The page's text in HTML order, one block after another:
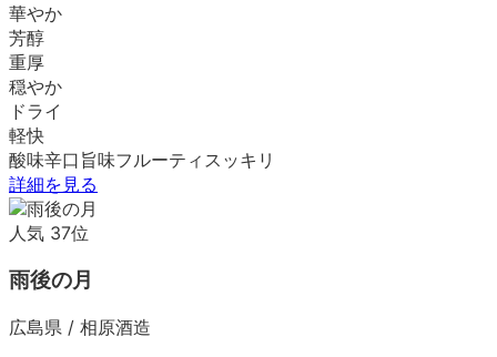
華やか
芳醇
重厚
穏やか
ドライ
軽快
酸味辛口 旨味フルーティ スッキリ
詳細を見る
人気 37位
雨後の月
広島県 / 相原酒造